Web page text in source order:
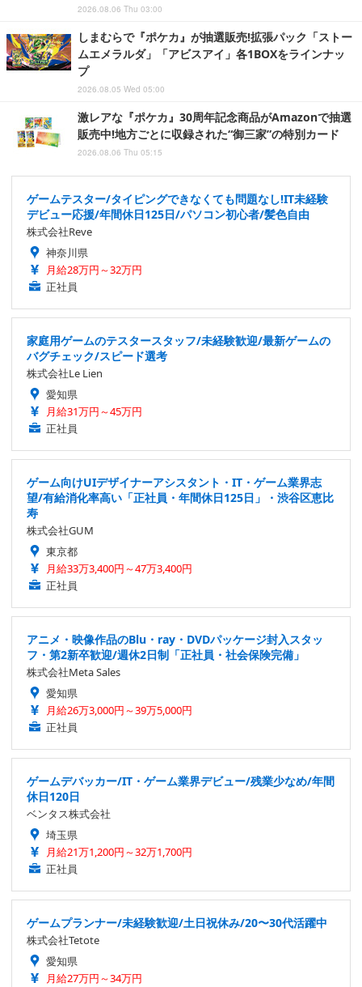
2026.08.06 Thu 03:00
しまむらで『ポケカ』が抽選販売!拡張パック「ストー
ムエメラルダ」「アビスアイ」各1BOXをラインナッ
プ
2026.08.05 Wed 05:00
激レアな『ポケカ』30周年記念商品がAmazonで抽選
販売中!地方ごとに収録された“御三家”の特別カード
2026.08.06 Thu 05:15
ゲームテスター/タイピングできなくても問題なし!IT未経験
デビュー応援/年間休日125日/パソコン初心者/髪色自由
株式会社Reve
神奈川県
月給28万円～32万円
正社員
家庭用ゲームのテスタースタッフ/未経験歓迎/最新ゲームの
バグチェック/スピード選考
株式会社Le Lien
愛知県
月給31万円～45万円
正社員
ゲーム向けUIデザイナーアシスタント・IT・ゲーム業界志
望/有給消化率高い「正社員・年間休日125日」・渋谷区恵比
寿
株式会社GUM
東京都
月給33万3,400円～47万3,400円
正社員
アニメ・映像作品のBlu・ray・DVDパッケージ封入スタッ
フ・第2新卒歓迎/週休2日制「正社員・社会保険完備」
株式会社Meta Sales
愛知県
月給26万3,000円～39万5,000円
正社員
ゲームデバッカー/IT・ゲーム業界デビュー/残業少なめ/年間
休日120日
ベンタス株式会社
埼玉県
月給21万1,200円～32万1,700円
正社員
ゲームプランナー/未経験歓迎/土日祝休み/20〜30代活躍中
株式会社Tetote
愛知県
月給27万円～34万円